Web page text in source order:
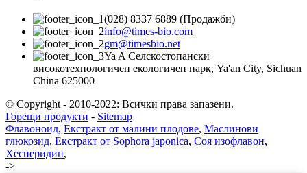
(028) 8337 6889 (Продажби)
info@times-bio.com
gm@timesbio.net
Ya A Селскостопански
високотехнологичен екологичен парк, Ya'an City, Sichuan
China 625000
© Copyright - 2010-2022: Всички права запазени.
Горещи продукти - Sitemap
Флавоноид, Екстракт от малини плодове, Маслинови
глюкозид, Екстракт от Sophora japonica, Соя изофлавон,
Хесперидин,
->